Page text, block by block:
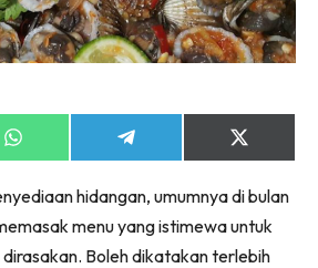
Share
on
Share
on
Share
on
(Twitter)
hidangan, umumnya di bulan
menu yang istimewa untuk
Boleh dikatakan terlebih